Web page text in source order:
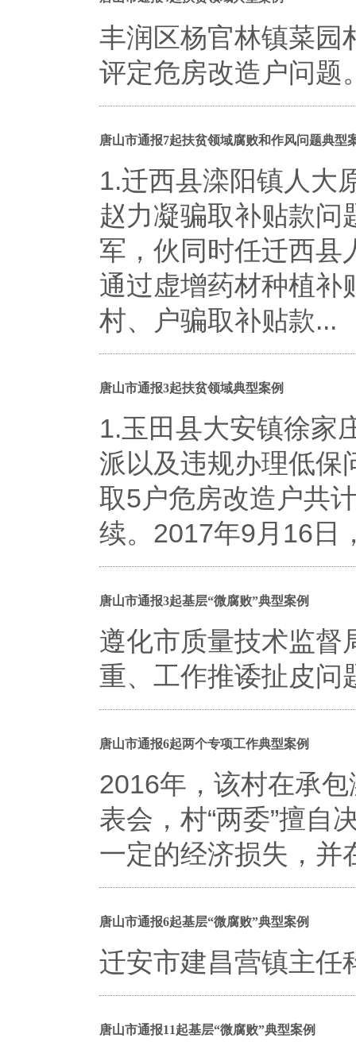
丰润区杨官林镇菜园
评定危房改造户问题
唐山市通报7起扶贫领域腐败和作风问题典型
1.迁西县滦阳镇人大
赵力凝骗取补贴款问
军，伙同时任迁西县
通过虚增药材种植补
村、户骗取补贴款...
唐山市通报3起扶贫领域典型案例
1.玉田县大安镇徐家
派以及违规办理低保
取5户危房改造户共
续。2017年9月16日
唐山市通报3起基层“微腐败”典型案例
遵化市质量技术监督
重、工作推诿扯皮问
唐山市通报6起两个专项工作典型案例
2016年，该村在承
表会，村“两委”擅自
一定的经济损失，并
唐山市通报6起基层“微腐败”典型案例
迁安市建昌营镇主任
唐山市通报11起基层“微腐败”典型案例